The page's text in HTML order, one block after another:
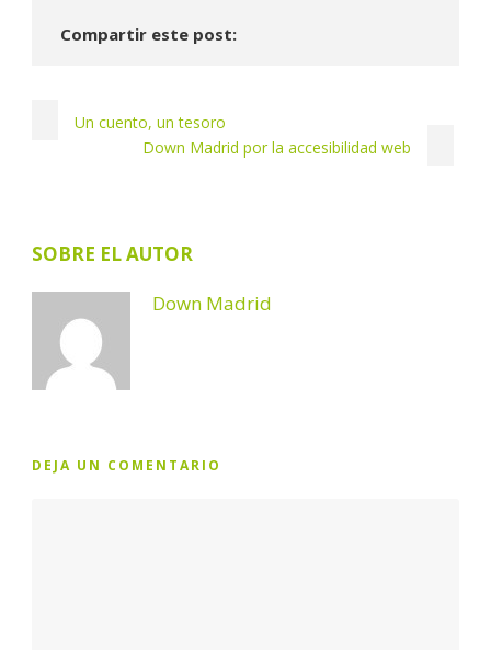
Compartir este post:
Un cuento, un tesoro
Down Madrid por la accesibilidad web
SOBRE EL AUTOR
Down Madrid
DEJA UN COMENTARIO